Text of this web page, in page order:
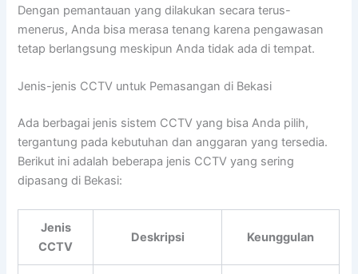
Dengan pemantauan yang dilakukan secara terus-
menerus, Anda bisa merasa tenang karena pengawasan
tetap berlangsung meskipun Anda tidak ada di tempat.
Jenis-jenis CCTV untuk Pemasangan di Bekasi
Ada berbagai jenis sistem CCTV yang bisa Anda pilih,
tergantung pada kebutuhan dan anggaran yang tersedia.
Berikut ini adalah beberapa jenis CCTV yang sering
dipasang di Bekasi:
Jenis
CCTV
Deskripsi Keunggulan